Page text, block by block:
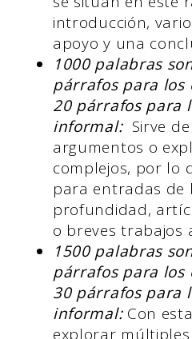
introducción,
apoyo y una
1000 palabras
párrafos para los
20 párrafos para
informal: Sirve
argumentos o
complejos, por lo
para entradas de
profundidad,
o breves trabajos
1500 palabras
párrafos para los
30 párrafos para
informal:Con
explorar